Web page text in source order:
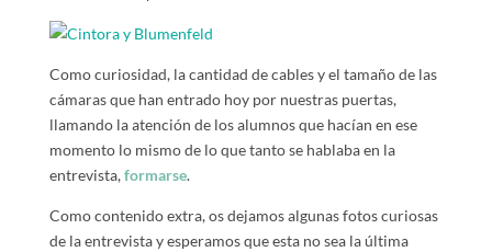
Como curiosidad, la cantidad de cables y el tamaño de las
cámaras que han entrado hoy por nuestras puertas,
llamando la atención de los alumnos que hacían en ese
momento lo mismo de lo que tanto se hablaba en la
entrevista,formarse.
Como contenido extra, os dejamos algunas fotos curiosas
de la entrevista y esperamos que esta no sea la última